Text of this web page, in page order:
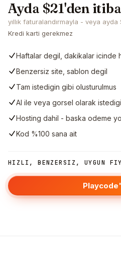
Ayda $21'den
yıllık faturalandırmayla - veya ayda
Kredi karti gerekmez
Haftalar degil, dakikalar icinde
Benzersiz site, sablon degil
Tam istedigin gibi olusturulmus
AI ile veya gorsel olarak
Hosting dahil - baska odeme
Kod %100 sana ait
HIZLI, BENZERSIZ, UYGUN